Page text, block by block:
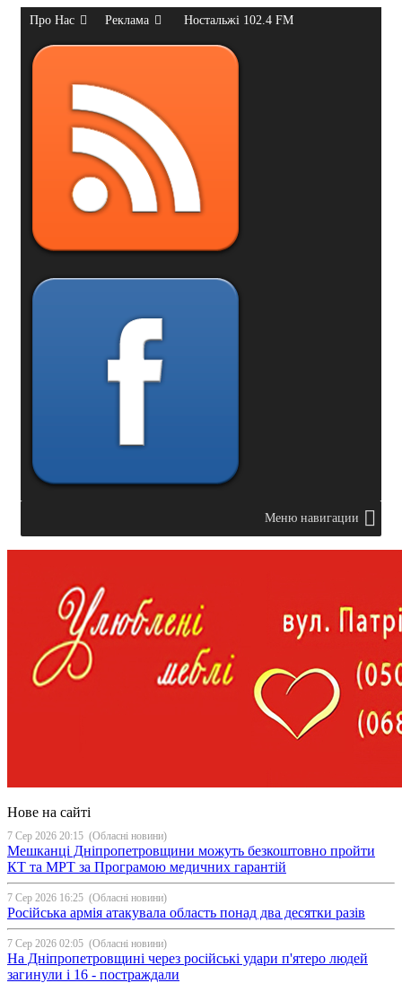
Про Нас Реклама Ностальжі 102.4 FM
Меню навигации
Нове на сайті
7 Сер 2026 20:15 (Обласні новини)
Мешканці Дніпропетровщини можуть безкоштовно пройти
КТ та МРТ за Програмою медичних гарантій
7 Сер 2026 16:25 (Обласні новини)
Російська армія атакувала область понад два десятки разів
7 Сер 2026 02:05 (Обласні новини)
На Дніпропетровщині через російські удари п'ятеро людей
загинули і 16 - постраждали